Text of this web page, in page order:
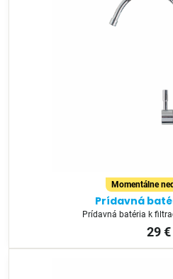
Momentálne
Prídavná
Prídavná batéria k
29 €